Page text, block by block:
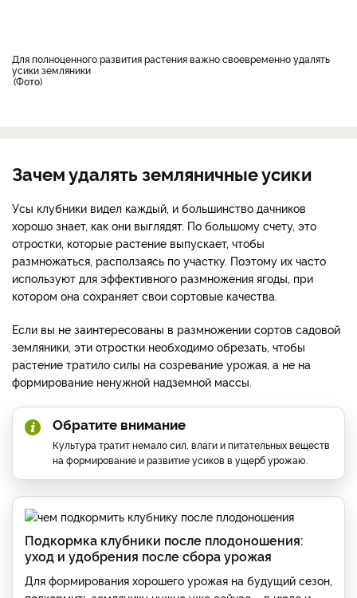
для полноценного развития растения важно своевременно удалять
усики земляники
Фото
Зачем удалять земляничные усики
Усы клубники видел каждый, и большинство дачников
хорошо знает, как они выглядят. По большому счету, это
отростки, которые растение выпускает, чтобы
размножаться, расползаясь по участку. Поэтому их часто
используют для эффективного размножения ягоды, при
котором она сохраняет свои сортовые качества.
Если вы не заинтересованы в размножении сортов садовой
земляники, эти отростки необходимо обрезать, чтобы
растение тратило силы на созревание урожая, а не на
формирование ненужной надземной массы.
Обратите внимание
Культура тратит немало сил, влаги и питательных веществ
на формирование и развитие усиков в ущерб урожаю.
Подкормка клубники после плодоношения:
уход и удобрения после сбора урожая
Для формирования хорошего урожая на будущий сезон,